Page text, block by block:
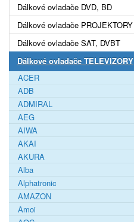
Dálkové ovladače DVD, BD
Dálkové ovladače PROJEKTORY
Dálkové ovladače SAT, DVBT
Dálkové ovladače TELEVIZORY
ACER
ADB
ADMIRAL
AEG
AIWA
AKAI
AKURA
Alba
Alphatronic
AMAZON
Amoi